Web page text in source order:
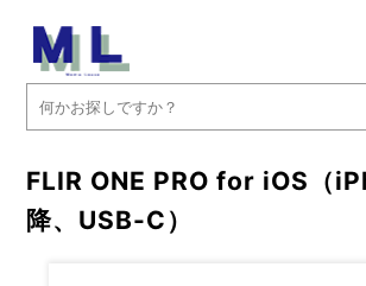
FLIR ONE PRO for iOS（
降、USB-C）